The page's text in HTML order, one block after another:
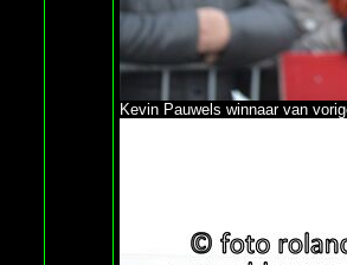
Kevin Pauwels winnaar van